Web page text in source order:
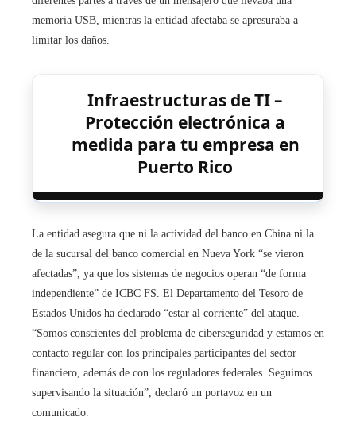
memoria USB, mientras la entidad afectaba se apresuraba a
limitar los daños.
Infraestructuras de TI –
Protección electrónica a
medida para tu empresa en
Puerto Rico
La entidad asegura que ni la actividad del banco en China ni la
de la sucursal del banco comercial en Nueva York “se vieron
afectadas”, ya que los sistemas de negocios operan “de forma
independiente” de ICBC FS. El Departamento del Tesoro de
Estados Unidos ha declarado “estar al corriente” del ataque.
“Somos conscientes del problema de ciberseguridad y estamos en
contacto regular con los principales participantes del sector
financiero, además de con los reguladores federales. Seguimos
supervisando la situación”, declaró un portavoz en un
comunicado.